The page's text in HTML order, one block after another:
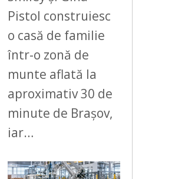
Pistol construiesc
o casă de familie
într-o zonă de
munte aflată la
aproximativ 30 de
minute de Brașov,
iar…